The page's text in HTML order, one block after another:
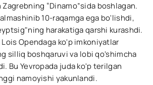
“Dinamo”sida boshlagan.
10-raqamga ega bo'lishdi,
harakatiga qarshi kurashdi.
Opendaga ko'p imkoniyatlar
silliq boshqaruvi va lobi qo'shimcha
Bu Yevropada juda ko'p terilgan
namoyishi yakunlandi.